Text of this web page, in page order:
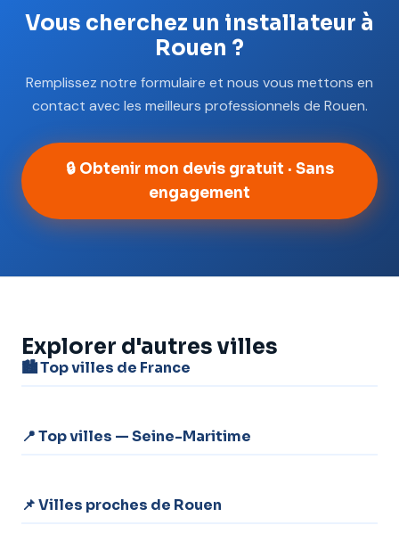
Vous cherchez un installateur à
Rouen ?
Remplissez notre formulaire et nous vous mettons en
contact avec les meilleurs professionnels de Rouen.
🔒 Obtenir mon devis gratuit · Sans
engagement
Explorer d'autres villes
🏙️ Top villes de France
📍 Top villes — Seine-Maritime
📌 Villes proches de Rouen